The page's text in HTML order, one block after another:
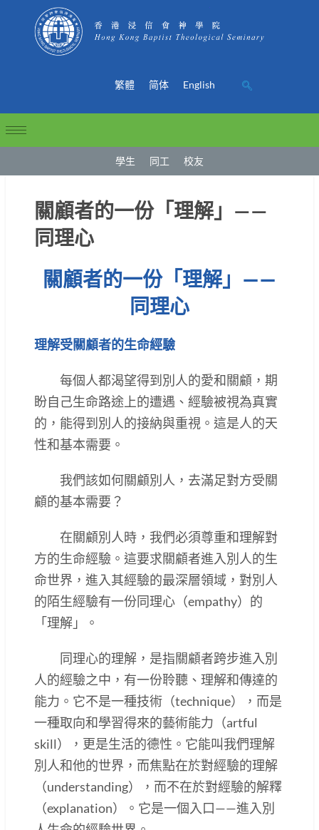
繁體 简体 English
學生 同工 校友
關顧者的一份「理解」——
同理心
關顧者的一份「理解」——
同理心
理解受關顧者的生命經驗
每個人都渴望得到別人的愛和關顧，期
盼自己生命路途上的遭遇、經驗被視為真實
的，能得到別人的接納與重視。這是人的天
性和基本需要。
我們該如何關顧別人，去滿足對方受關
顧的基本需要？
在關顧別人時，我們必須尊重和理解對
方的生命經驗。這要求關顧者進入別人的生
命世界，進入其經驗的最深層領域，對別人
的陌生經驗有一份同理心（empathy）的
「理解」。
同理心的理解，是指關顧者跨步進入別
人的經驗之中，有一份聆聽、理解和傳達的
能力。它不是一種技術（technique），而是
一種取向和學習得來的藝術能力（artful
skill），更是生活的德性。它能叫我們理解
別人和他的世界，而焦點在於對經驗的理解
（understanding），而不在於對經驗的解釋
（explanation）。它是一個入口——進入別